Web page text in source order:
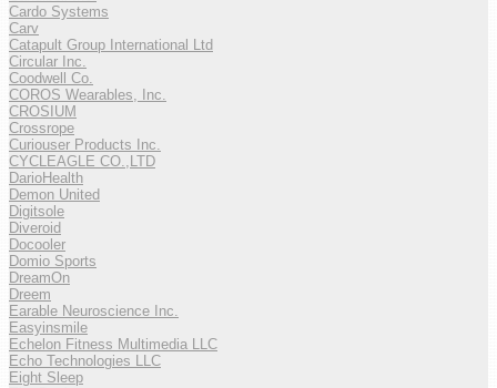
Cardo Systems
Carv
Catapult Group International Ltd
Circular Inc.
Coodwell Co.
COROS Wearables, Inc.
CROSIUM
Crossrope
Curiouser Products Inc.
CYCLEAGLE CO.,LTD
DarioHealth
Demon United
Digitsole
Diveroid
Docooler
Domio Sports
DreamOn
Dreem
Earable Neuroscience Inc.
Easyinsmile
Echelon Fitness Multimedia LLC
Echo Technologies LLC
Eight Sleep